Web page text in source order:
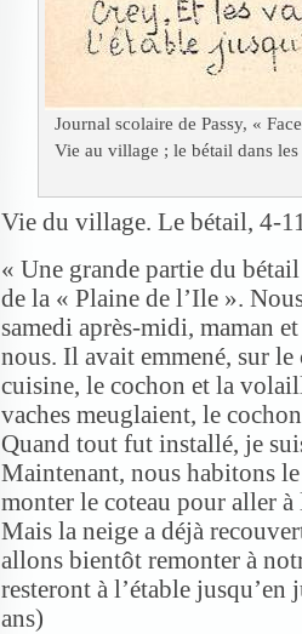
Journal scolaire de Passy, «
Vie au village ; le bétail dans
Vie du village. Le bétail, 4-
« Une grande partie du
de la « Plaine de l’Ile ».
samedi après-midi, maman
nous. Il avait emmené, sur le
cuisine, le cochon et la
vaches meuglaient, le
Quand tout fut installé, je
Maintenant, nous habitons
monter le coteau pour aller à
Mais la neige a déjà
allons bientôt remonter à
resteront à l’étable
ans)